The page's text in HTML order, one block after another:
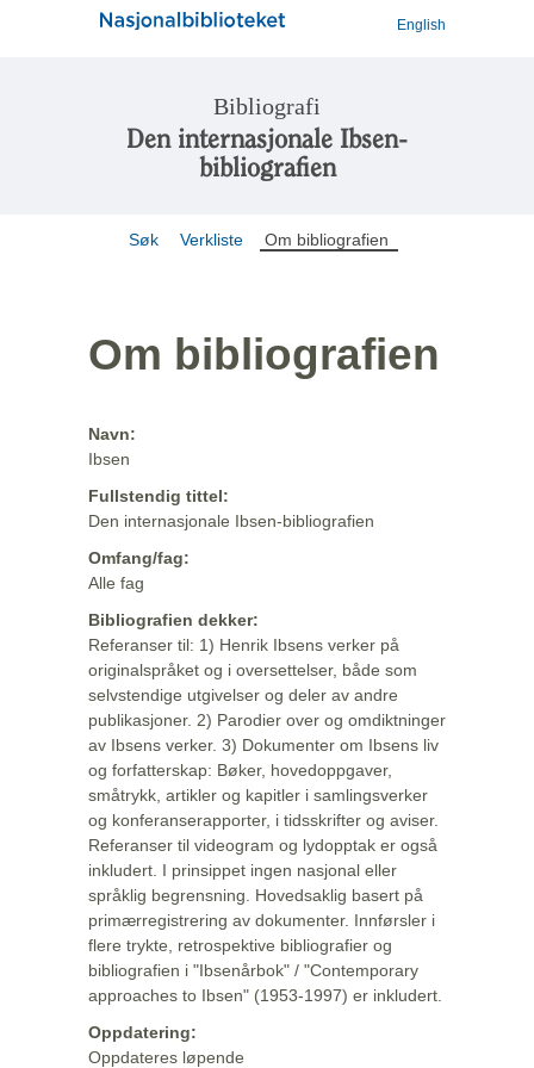
English
Bibliografi
Den internasjonale Ibsen-
bibliografien
Søk Verkliste Om bibliografien
Om bibliografien
Navn:
Ibsen
Fullstendig tittel:
Den internasjonale Ibsen-bibliografien
Omfang/fag:
Alle fag
Bibliografien dekker:
Referanser til: 1) Henrik Ibsens verker på
originalspråket og i oversettelser, både som
selvstendige utgivelser og deler av andre
publikasjoner. 2) Parodier over og omdiktninger
av Ibsens verker. 3) Dokumenter om Ibsens liv
og forfatterskap: Bøker, hovedoppgaver,
småtrykk, artikler og kapitler i samlingsverker
og konferanserapporter, i tidsskrifter og aviser.
Referanser til videogram og lydopptak er også
inkludert. I prinsippet ingen nasjonal eller
språklig begrensning. Hovedsaklig basert på
primærregistrering av dokumenter. Innførsler i
flere trykte, retrospektive bibliografier og
bibliografien i "Ibsenårbok" / "Contemporary
approaches to Ibsen" (1953-1997) er inkludert.
Oppdatering:
Oppdateres løpende